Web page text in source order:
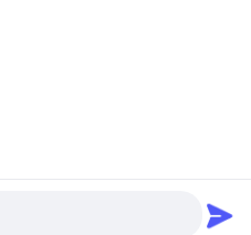
Chengdu Chelation Biology
os direitos reservados.